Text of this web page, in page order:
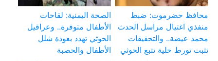
محافظ حضرموت: ضبط
منفذي اغتيال مراسل الحدث
محمد عيضة.. والتحقيقات
تثبت تورط خلية تتبع الحوثي
الصحة اليمنية: لقاحات
الأطفال متوفرة.. وعراقيل
الحوثي تهدد بعودة شلل
الأطفال والحصبة